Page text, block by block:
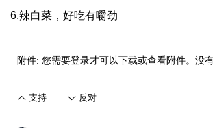
6.辣白菜，好吃有嚼劲
附件: 您需要登录才可以下载或查看附件。没
支持 反对